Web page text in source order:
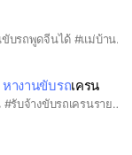
#หางาน #หางานภาษาจีน #ล่ามจีน #คนขับรถพูดจีนได้ #แม่บ้านพูดจีนได้ กลุ่มนี้จะมีประกาศรับสมัครงานเกี่ยวกับภาษาจีนต่างๆ，ยินดีต้อนรับเพื่อนๆทุกคน
หางานขับรถเครน
#คนขับรถเครนรายวัน #งานจ๊อบรถเครน #รับจ้างขับรถเครนรายวัน #หาคนขับรถเครนประจำ